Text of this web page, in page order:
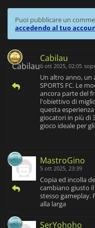
Puoi pubblicare un
accedendo al tuo
Cabilau
6 ott 2025, 02:05
Un altro anno, un
SPORTS FC. Le
ancora parte del
l'obiettivo di
questa
giocatori in più di
gioco ideale per
MastroGino
5 ott 2025, 23:39
Copia ed incolla
cambiano giusto
stesso gameplay.
alla larga
SerYohoho